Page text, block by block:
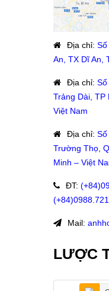
Địa chỉ:
An, TX Dĩ An,
Địa chỉ:
Trảng Dài, TP
Việt Nam
Địa chỉ:
Trường Thọ,
Minh – Việt
ĐT:
Mail:
LƯỢC